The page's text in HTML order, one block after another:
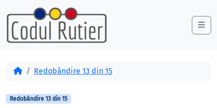
Skip to content
Skip to footer
AcasăRedobândire 13 din 15
Redobândire 13 din 15